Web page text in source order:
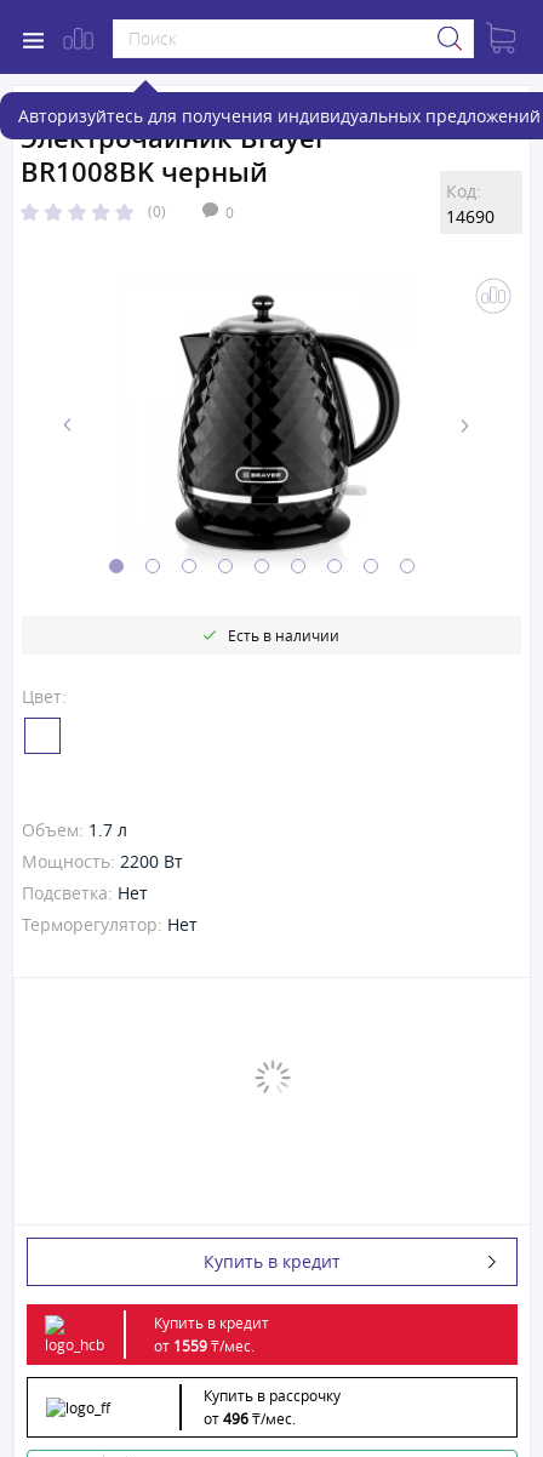
Авторизуйтесь для получения индивидуальных предложений
Электрочайник Brayer
BR1008BK черный
(0) 0
Код:
14690
Цвет:
Есть в наличии
Объем: 1.7 л
Мощность: 2200 Вт
Подсветка: Нет
Терморегулятор: Нет
Купить в кредит
Купить в кредит
от 1559₸/мес.
Купить в рассрочку
от496₸/мес.